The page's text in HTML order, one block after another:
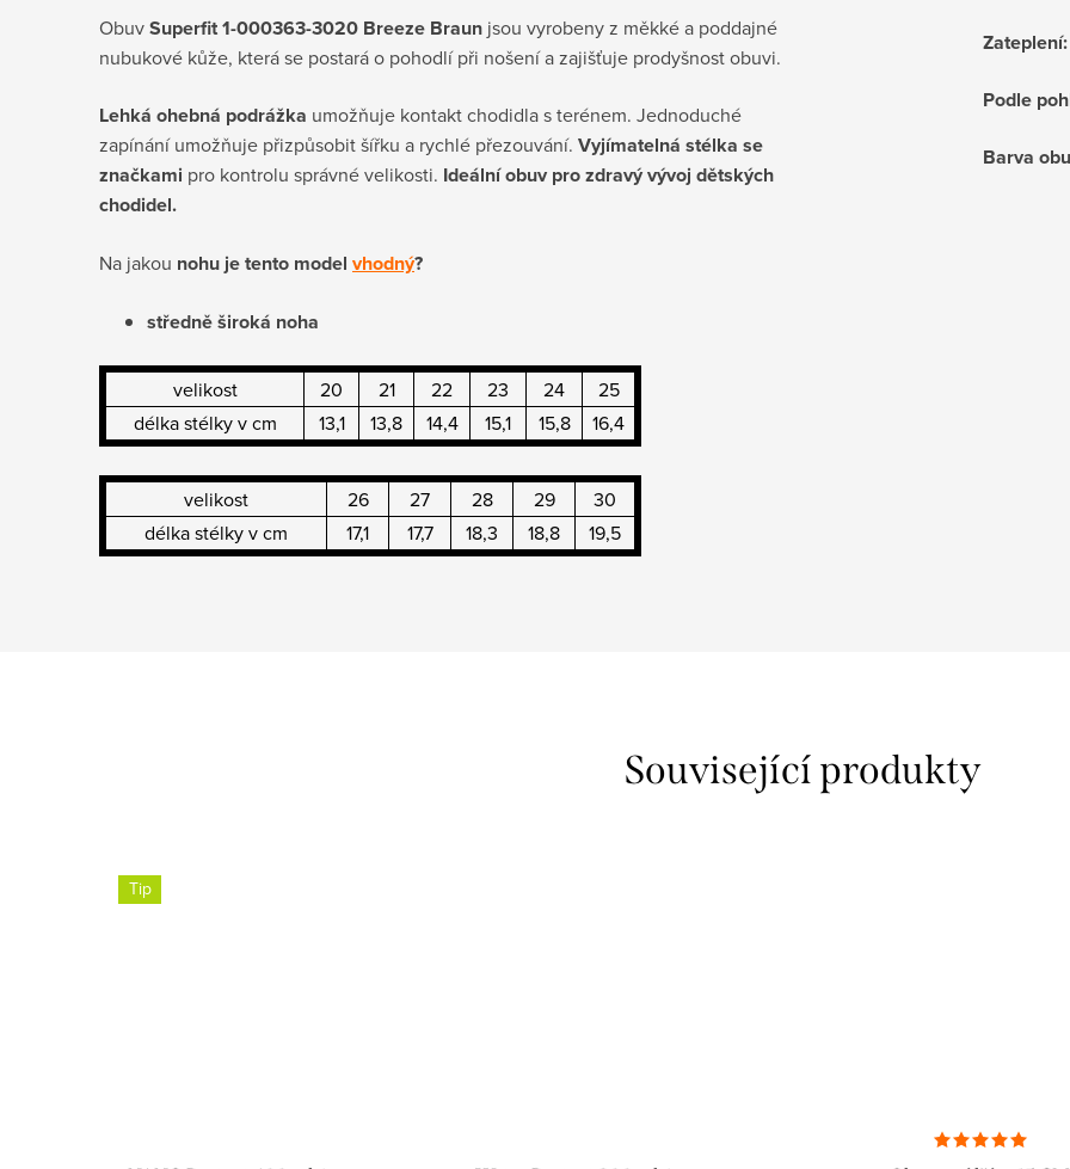
ObuvSuperfit 1-000363-3020 Breeze Braun jsou vyrobeny z měkké a poddajné
nubukové kůže, která se postará o pohodlí při nošení a zajišťuje prodyšnost obuvi.
Lehká ohebná podrážka umožňuje kontakt chodidla s terénem. Jednoduché
zapínání umožňuje přizpůsobit šířku a rychlé přezouvání. Vyjímatelná stélka se
značkami pro kontrolu správné velikosti. Ideální obuv pro zdravý vývoj dětských
chodidel.
Na jakou nohu je tento model vhodný?
středně široká noha
velikost 20 21 22 23 24
25
délka stélky v cm
13,1 13,8 14,4 15,1 15,8 16,4
velikost 26 27 28 29
30
délka stélky v cm
17,1 17,7 18,3 18,8 19,5
Zateplení:
Podle
Barva
Související produkty
Tip